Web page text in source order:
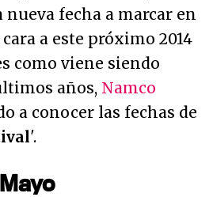
fecha a marcar en
a este próximo 2014
como viene siendo
años, Namco
a conocer las fechas de
'.